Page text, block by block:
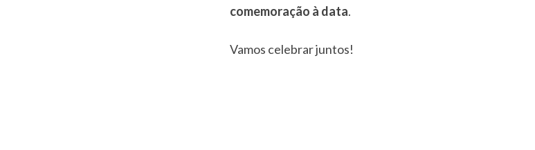
comemoração à data.
Vamos celebrar juntos!